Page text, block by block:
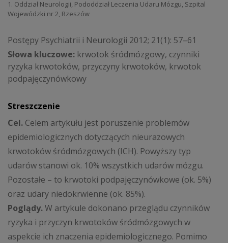
1. Oddział Neurologii, Pododdział Leczenia Udaru Mózgu, Szpital
Wojewódzki nr 2, Rzeszów
Postępy Psychiatrii i Neurologii 2012; 21(1): 57–61
Słowa kluczowe: krwotok śródmózgowy, czynniki
ryzyka krwotoków, przyczyny krwotoków, krwotok
podpajęczynówkowy
Streszczenie
Cel. Celem artykułu jest poruszenie problemów
epidemiologicznych dotyczących nieurazowych
krwotoków śródmózgowych (ICH). Powyższy typ
udarów stanowi ok. 10% wszystkich udarów mózgu.
Pozostałe – to krwotoki podpajęczynówkowe (ok. 5%)
oraz udary niedokrwienne (ok. 85%).
Poglądy.W artykule dokonano przeglądu czynników
ryzyka i przyczyn krwotoków śródmózgowych w
aspekcie ich znaczenia epidemiologicznego. Pomimo